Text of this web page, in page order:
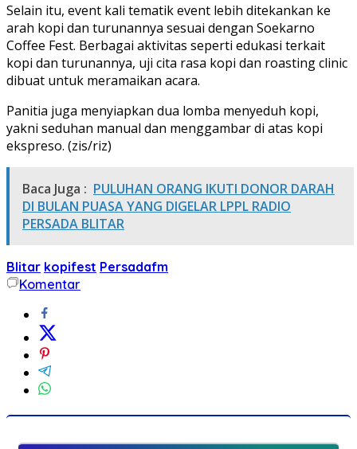
Selain itu, event kali tematik event lebih ditekankan ke
arah kopi dan turunannya sesuai dengan Soekarno
Coffee Fest. Berbagai aktivitas seperti edukasi terkait
kopi dan turunannya, uji cita rasa kopi dan roasting clinic
dibuat untuk meramaikan acara.
Panitia juga menyiapkan dua lomba menyeduh kopi,
yakni seduhan manual dan menggambar di atas kopi
ekspreso. (zis/riz)
Baca Juga : PULUHAN ORANG IKUTI DONOR DARAH
DI BULAN PUASA YANG DIGELAR LPPL RADIO
PERSADA BLITAR
Blitar kopifest Persadafm
Komentar